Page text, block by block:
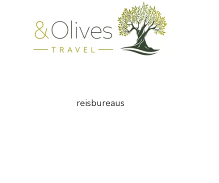
reisbureaus